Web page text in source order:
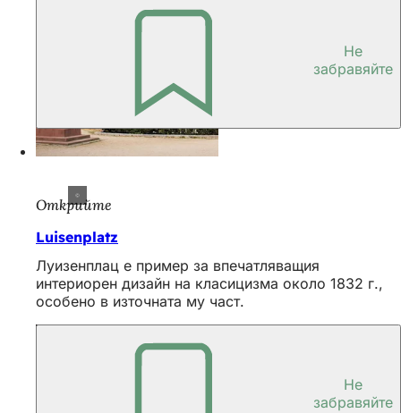
Не
забравяйте
Открийте
Luisenplatz
Луизенплац е пример за впечатляващия
интериорен дизайн на класицизма около 1832 г.,
особено в източната му част.
Не
забравяйте